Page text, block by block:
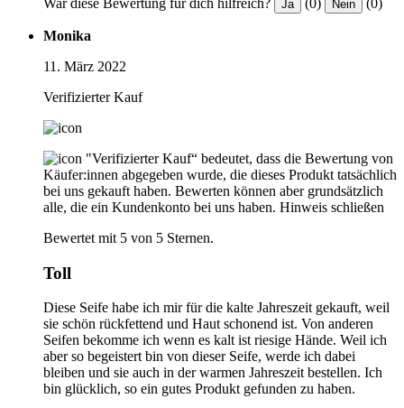
War diese Bewertung für dich hilfreich? Ja (0) Nein (0)
Monika
11. März 2022
Verifizierter Kauf
"Verifizierter Kauf“ bedeutet, dass die Bewertung von
Käufer:innen abgegeben wurde, die dieses Produkt tatsächlich
bei uns gekauft haben. Bewerten können aber grundsätzlich
alle, die ein Kundenkonto bei uns haben. Hinweis schließen
Bewertet mit 5 von 5 Sternen.
Toll
Diese Seife habe ich mir für die kalte Jahreszeit gekauft, weil
sie schön rückfettend und Haut schonend ist. Von anderen
Seifen bekomme ich wenn es kalt ist riesige Hände. Weil ich
aber so begeistert bin von dieser Seife, werde ich dabei
bleiben und sie auch in der warmen Jahreszeit bestellen. Ich
bin glücklich, so ein gutes Produkt gefunden zu haben.